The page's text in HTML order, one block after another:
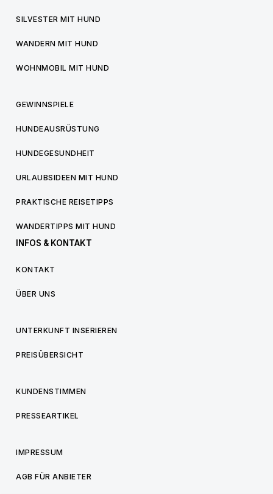
SILVESTER MIT HUND
WANDERN MIT HUND
WOHNMOBIL MIT HUND
GEWINNSPIELE
HUNDEAUSRÜSTUNG
HUNDEGESUNDHEIT
URLAUBSIDEEN MIT HUND
PRAKTISCHE REISETIPPS
WANDERTIPPS MIT HUND
INFOS & KONTAKT
KONTAKT
ÜBER UNS
UNTERKUNFT INSERIEREN
PREISÜBERSICHT
KUNDENSTIMMEN
PRESSEARTIKEL
IMPRESSUM
AGB FÜR ANBIETER